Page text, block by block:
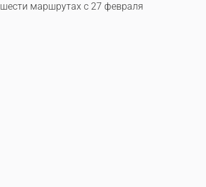
шести маршрутах с 27 февраля